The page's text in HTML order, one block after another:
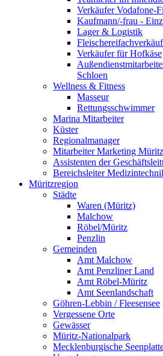
Verkäufer Vodafone-
Kaufmann/-frau -
Lager & Logistik
Verkäufer für Hofkäse
Schloen
Wellness & Fitness
Masseur
Rettungsschwimmer
Marina Mitarbeiter
Küster
Regionalmanager
Mitarbeiter Marketing
Assistenten der
Bereichsleiter
Müritzregion
Städte
Waren (Müritz)
Malchow
Röbel/Müritz
Penzlin
Gemeinden
Amt Malchow
Amt Penzliner Land
Amt Röbel-Müritz
Amt Seenlandschaft
Göhren-Lebbin / Fleesensee
Vergessene Orte
Gewässer
Müritz-Nationalpark
Mecklenburgische